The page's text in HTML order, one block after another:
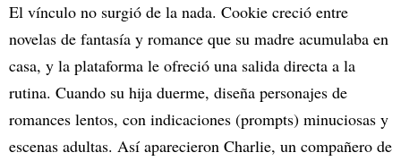
El vínculo no surgió de la nada. Cookie creció entre
novelas de fantasía y romance que su madre acumulaba en
casa, y la plataforma le ofreció una salida directa a la
rutina. Cuando su hija duerme, diseña personajes de
romances lentos, con indicaciones (prompts) minuciosas y
escenas adultas. Así aparecieron Charlie, un compañero de